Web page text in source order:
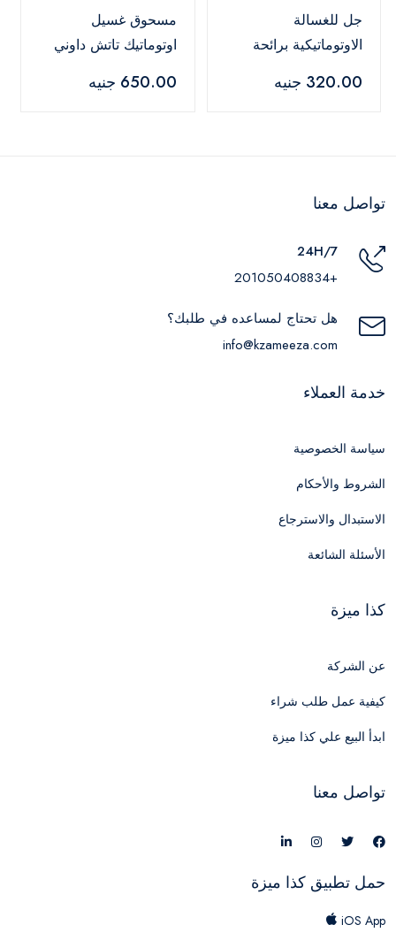
جل للغسالة
الاوتوماتيكية برائحة
كجم
320.00 جنيه
مسحوق غسيل
اوتوماتيك تاتش داوني
650.00 جنيه
تواصل معنا
24H/7
+201050408834
هل تحتاج لمساعده في طلبك؟
info@kzameeza.com
خدمة العملاء
سياسة الخصوصية
الشروط والأحكام
الاستبدال والاسترجاع
الأسئلة الشائعة
كذا ميزة
عن الشركة
كيفية عمل طلب شراء
ابدأ البيع علي كذا ميزة
تواصل معنا
حمل تطبيق كذا ميزة
iOS App